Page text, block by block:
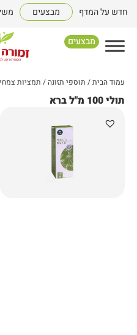
חדש על המדף מבצעים
מבצעים
עמוד הבית/ תוספי תזונה/ תמציות
תולי 100 מ"ל ברא